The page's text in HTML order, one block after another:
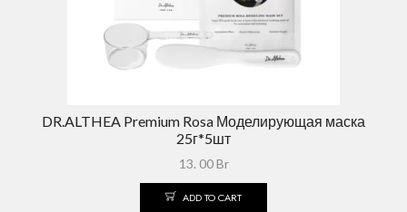
DR.ALTHEA Premium Rosa Моделирующая маска
25г*5шт
13. 00Br
ADD TO CART